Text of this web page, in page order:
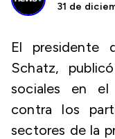
31 de
El presidente
Schatz,
sociales en
contra los
sectores de la